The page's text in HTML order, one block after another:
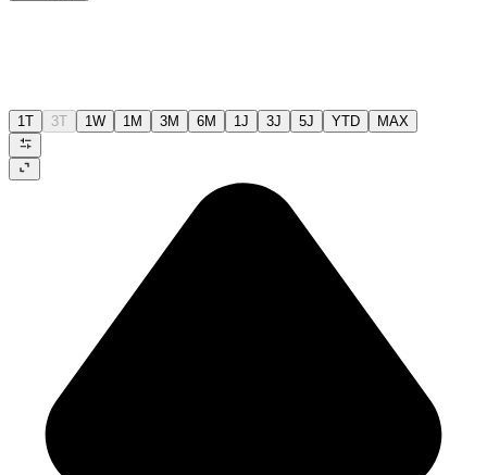
1T 3T 1W 1M 3M 6M 1J 3J 5J YTD MAX